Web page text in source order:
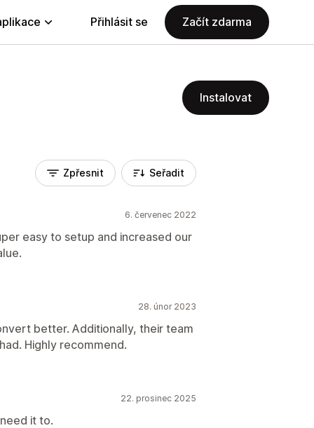
Přihlásit se Začít zdarma
Instalovat
Zpřesnit Seřadit
6. červenec 2022
easy to setup and increased our
28. únor 2023
better. Additionally, their team
Highly recommend.
22. prosinec 2025
it to.